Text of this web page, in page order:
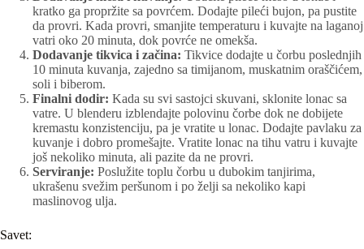
kratko ga propržite sa povrćem. Dodajte pileći bujon, pa pustite
da provri. Kada provri, smanjite temperaturu i kuvajte na laganoj
vatri oko 20 minuta, dok povrće ne omekša.
Dodavanje tikvica i začina: Tikvice dodajte u čorbu poslednjih
10 minuta kuvanja, zajedno sa timijanom, muskatnim oraščićem,
soli i biberom.
Finalni dodir: Kada su svi sastojci skuvani, sklonite lonac sa
vatre. U blenderu izblendajte polovinu čorbe dok ne dobijete
kremastu konzistenciju, pa je vratite u lonac. Dodajte pavlaku za
kuvanje i dobro promešajte. Vratite lonac na tihu vatru i kuvajte
još nekoliko minuta, ali pazite da ne provri.
Serviranje: Poslužite toplu čorbu u dubokim tanjirima,
ukrašenu svežim peršunom i po želji sa nekoliko kapi
maslinovog ulja.
Savet: